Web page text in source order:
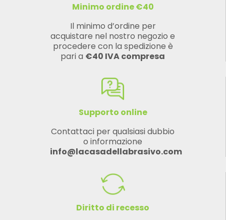
Minimo ordine €40
Il minimo d’ordine per
acquistare nel nostro negozio e
procedere con la spedizione è
pari a €40 IVA compresa
Supporto online
Contattaci per qualsiasi dubbio
o informazione
info@lacasadellabrasivo.com
Diritto di recesso